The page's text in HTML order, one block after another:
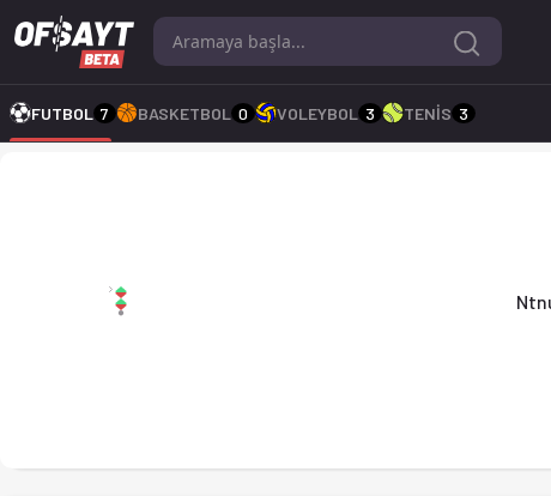
Ntnui - Aalesund 2 0-1 bitti. Gol anları, kadro, istatistikler,
FUTBOL 7 BASKETBOL 0 VOLEYBOL 3 TENİS 3
Ntnui 0-1 Aalesund 2